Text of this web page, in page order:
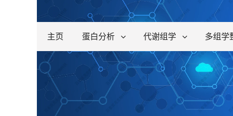
主页 蛋白分析 代谢组学 多组学